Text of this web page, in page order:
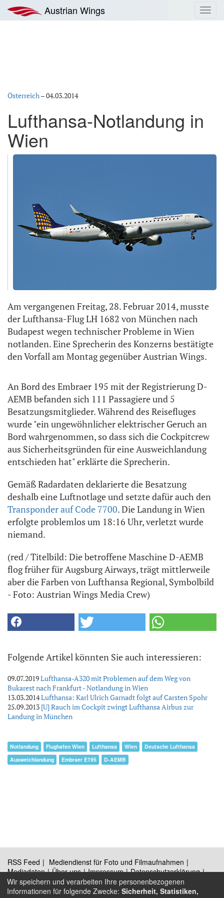
Inhalt
springen
Austrian Wings
Österreich–04.03.2014
Lufthansa-Notlandung in
Wien
Am vergangenen Freitag, 28. Februar 2014, musste
der Lufthansa-Flug LH 1682 von München nach
Budapest wegen technischer Probleme in Wien
notlanden. Eine Sprecherin des Konzerns bestätigte
den Vorfall am Montag gegenüber Austrian Wings.
An Bord des Embraer 195 mit der Registrierung D-
AEMB befanden sich 111 Passagiere und 5
Besatzungsmitglieder. Während des Reisefluges
wurde "ein ungewöhnlicher elektrischer Geruch an
Bord wahrgenommen, so dass sich die Cockpitcrew
aus Sicherheitsgründen für eine Ausweichlandung
entschieden hat" erklärte die Sprecherin.
Gemäß Radardaten deklarierte die Besatzung
deshalb eine Luftnotlage und setzte dafür auch den
Transponder auf Code 7700. Die Landung in Wien
erfolgte problemlos um 18:16 Uhr, verletzt wurde
niemand.
(red / Titelbild: Die betroffene Maschine D-AEMB
flog früher für Augsburg Airways, trägt mittlerweile
aber die Farben von Lufthansa Regional, Symbolbild
- Foto: Austrian Wings Media Crew)
Folgende Artikel könnten Sie auch interessieren:
09.07.2019Lufthansa-A320 mit Problemen auf dem Weg von
Bukarest nach Frankfurt - Notlandung in Wien
13.03.2014Lufthansa: Karl Ulrich Garnadt folgt auf Carsten Spohr
25.09.2013 [U] Rauch im Cockpit zwingt Lufthansa Airbus zur
Landung in München
Notlandung Flughafen Wien Lufthansa Wien
Deutsche Lufthansa
Ausweichlandung
Embraer E195 D-AEMB
RSS Feed
Mediendienst für Foto und Filmaufnahmen
Mediadaten
Über uns Impressum
Datenschutzerklärung
Kontakt
Wir speichern und verarbeiten Ihre personenbezogenen
Informationen für folgende Zwecke: Sicherheit, Statistiken,